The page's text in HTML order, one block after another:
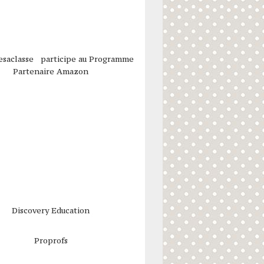
participe au Programme
Partenaire Amazon
Discovery Education
Proprofs